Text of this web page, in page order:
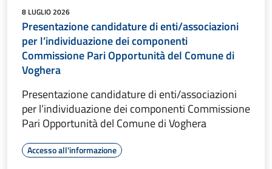
8 LUGLIO 2026
Presentazione candidature di enti/associazioni
per l’individuazione dei componenti
Commissione Pari Opportunità del Comune di
Voghera
Presentazione candidature di enti/associazioni
per l’individuazione dei componenti Commissione
Pari Opportunità del Comune di Voghera
Accesso all'informazione